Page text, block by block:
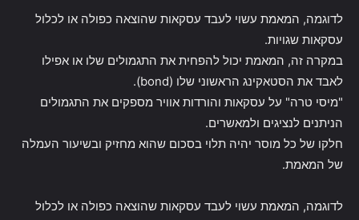
לדוגמה, המאמת עשוי לעבד עסקאות שהוצאה כפולה או לכלול
עסקאות שגויות.
במקרה זה, המאמת יכול להפחית את התגמולים שלו או אפילו
לאבד את הסטאקינג הראשוני שלו (bond).
"מיסי טרה" על עסקאות והורדות אוויר מספקים את התגמולים
הניתנים לנציגים ולמאשרים.
חלקו של כל מוסר יהיה תלוי בסכום שהוא מחזיק ובשיעור העמלה
של המאמת.
לדוגמה, המאמת עשוי לעבד עסקאות שהוצאה כפולה או לכלול